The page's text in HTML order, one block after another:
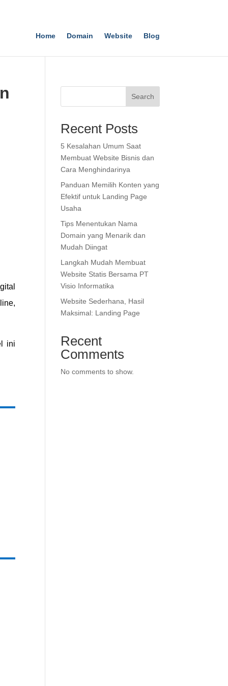
Home Domain Website Blog
ini
Search
Recent Posts
5 Kesalahan Umum Saat
Membuat Website Bisnis dan
Cara Menghindarinya
Panduan Memilih Konten yang
Efektif untuk Landing Page
Usaha
Tips Menentukan Nama
Domain yang Menarik dan
Mudah Diingat
Langkah Mudah Membuat
Website Statis Bersama PT
Visio Informatika
Website Sederhana, Hasil
Maksimal: Landing Page
Recent
Comments
No comments to show.